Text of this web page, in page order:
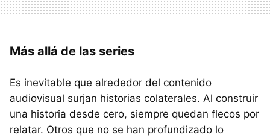
Más allá de las series
Es inevitable que alrededor del contenido
audiovisual surjan historias colaterales. Al construir
una historia desde cero, siempre quedan flecos por
relatar. Otros que no se han profundizado lo